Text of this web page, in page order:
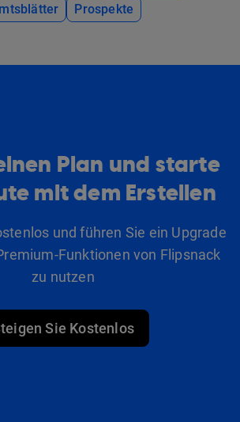
Prospekte
Plan und starte
mit dem Erstellen
und führen Sie ein Upgrade
Funktionen von Flipsnack
zu nutzen
Sie Kostenlos